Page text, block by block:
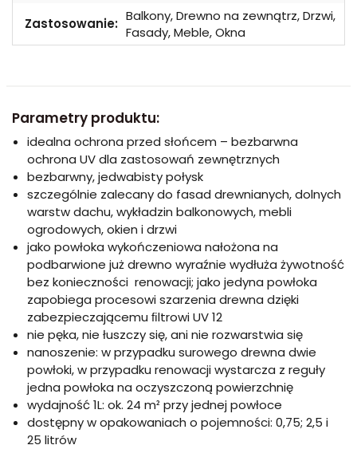
Zastosowanie: Balkony, Drewno na zewnątrz, Drzwi,
Fasady, Meble, Okna
Parametry produktu:
idealna ochrona przed słońcem – bezbarwna
ochrona UV dla zastosowań zewnętrznych
bezbarwny, jedwabisty połysk
szczególnie zalecany do fasad drewnianych, dolnych
warstw dachu, wykładzin balkonowych, mebli
ogrodowych, okien i drzwi
jako powłoka wykończeniowa nałożona na
podbarwione już drewno wyraźnie wydłuża żywotność
bez konieczności renowacji; jako jedyna powłoka
zapobiega procesowi szarzenia drewna dzięki
zabezpieczającemu ﬁltrowi UV 12
nie pęka, nie łuszczy się, ani nie rozwarstwia się
nanoszenie: w przypadku surowego drewna dwie
powłoki, w przypadku renowacji wystarcza z reguły
jedna powłoka na oczyszczoną powierzchnię
wydajność 1L: ok. 24 m² przy jednej powłoce
dostępny w opakowaniach o pojemności: 0,75; 2,5 i
25 litrów